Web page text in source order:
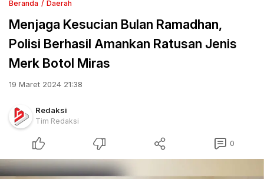
Beranda Daerah
Menjaga Kesucian Bulan Ramadhan,
Polisi Berhasil Amankan Ratusan Jenis
Merk Botol Miras
19 Maret 2024 21:38
Redaksi
Tim Redaksi
0